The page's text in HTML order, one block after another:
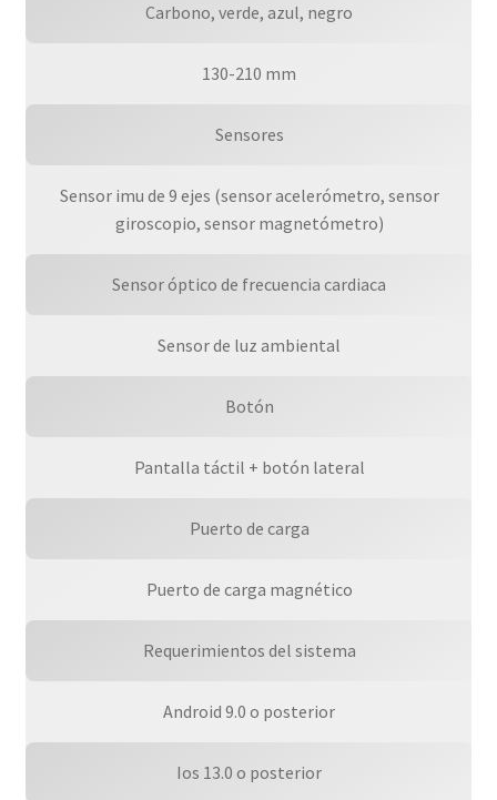
Carbono, verde, azul, negro
130-210 mm
Sensores
Sensor imu de 9 ejes (sensor acelerómetro, sensor
giroscopio, sensor magnetómetro)
Sensor óptico de frecuencia cardiaca
Sensor de luz ambiental
Botón
Pantalla táctil + botón lateral
Puerto de carga
Puerto de carga magnético
Requerimientos del sistema
Android 9.0 o posterior
Ios 13.0 o posterior